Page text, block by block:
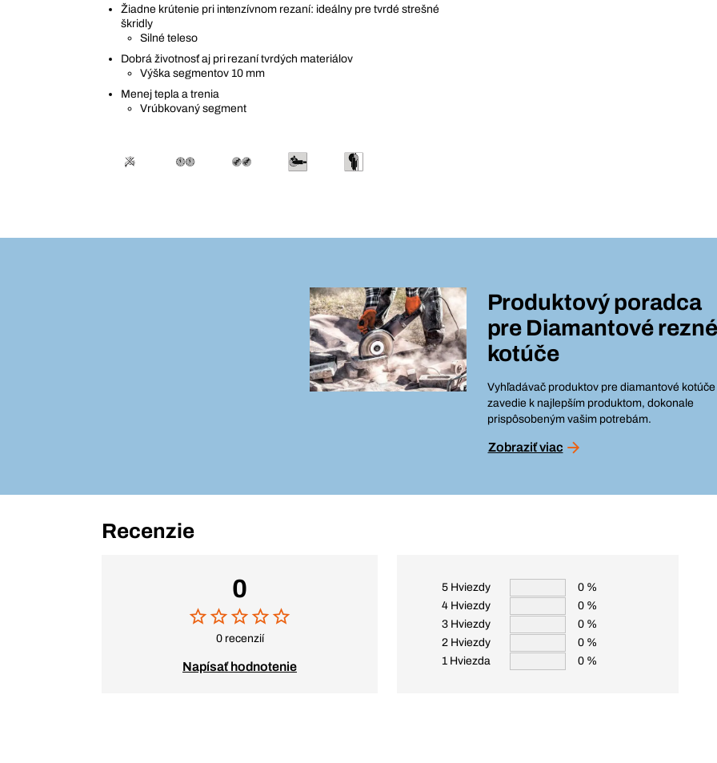
Žiadne krútenie pri intenzívnom rezaní: ideálny pre tvrdé strešné
škridly
Silné teleso
Dobrá životnosť aj pri rezaní tvrdých materiálov
Výška segmentov 10 mm
Menej tepla a trenia
Vrúbkovaný segment
Produktový poradca
pre Diamantové rezné
kotúče
Vyhľadávač produktov pre diamantové kotúče
zavedie k najlepším produktom, dokonale
prispôsobeným vašim potrebám.
Zobraziť viac
Recenzie
0
0 recenzií
Napísať hodnotenie
5 Hviezdy
0 %
4 Hviezdy
0 %
3 Hviezdy
0 %
2 Hviezdy
0 %
1 Hviezda
0 %